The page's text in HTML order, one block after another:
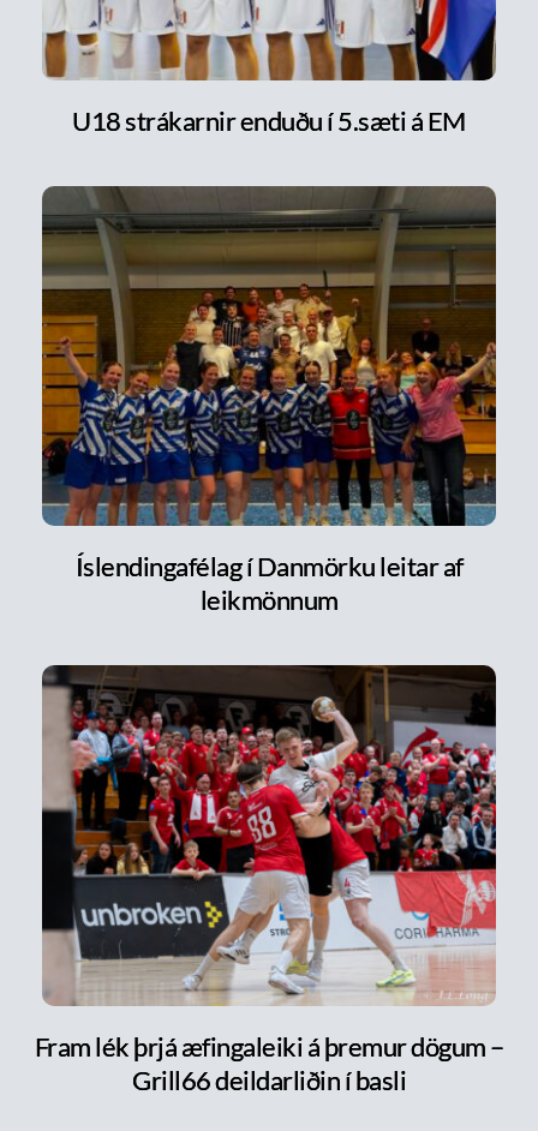
U18 strákarnir enduðu í 5.sæti á EM
Íslendingafélag í Danmörku leitar af
leikmönnum
Fram lék þrjá æfingaleiki á þremur dögum –
Grill66 deildarliðin í basli